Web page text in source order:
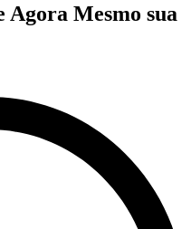
Agora Mesmo sua